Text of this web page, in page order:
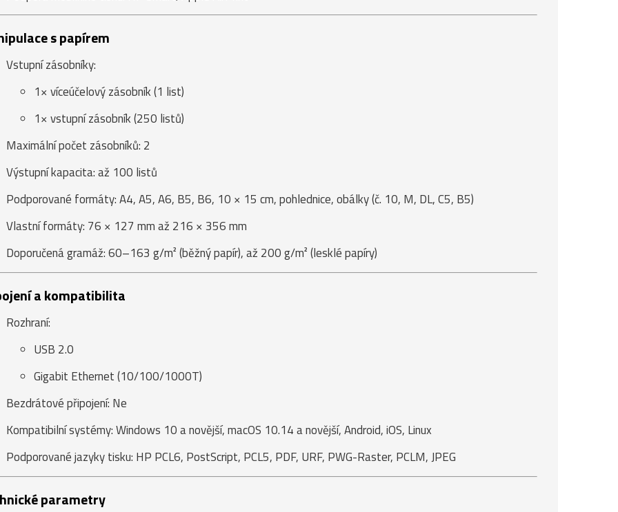
s papírem
Vstupní zásobníky:
1× víceúčelový zásobník (1 list)
1× vstupní zásobník (250 listů)
Maximální počet zásobníků: 2
Výstupní kapacita: až 100 listů
Podporované formáty: A4, A5, A6, B5, B6, 10 × 15 cm, pohlednice, obálky (č. 10, M, DL, C5, B5)
Vlastní formáty: 76 × 127 mm až 216 × 356 mm
Doporučená gramáž: 60–163 g/m² (běžný papír), až 200 g/m² (lesklé papíry)
a kompatibilita
Rozhraní:
USB 2.0
Gigabit Ethernet (10/100/1000T)
Bezdrátové připojení: Ne
Kompatibilní systémy: Windows 10 a novější, macOS 10.14 a novější, Android, iOS, Linux
Podporované jazyky tisku: HP PCL6, PostScript, PCL5, PDF, URF, PWG-Raster, PCLM, JPEG
parametry